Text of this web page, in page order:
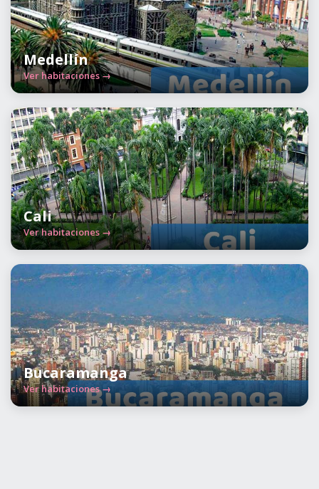
Medellín
Ver habitaciones →
Cali
Ver habitaciones →
Bucaramanga
Ver habitaciones →